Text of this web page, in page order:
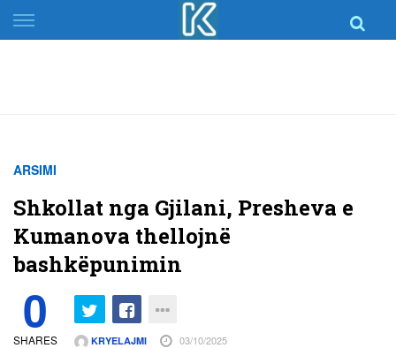
Skip
to
ARSIMI
Shkollat nga Gjilani, Presheva e
Kumanova thellojnë
bashkëpunimin
0
SHARES KRYELAJMI 03/10/2025